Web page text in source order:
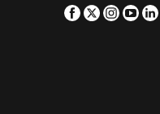
ApartmentsFacebook
Twitter